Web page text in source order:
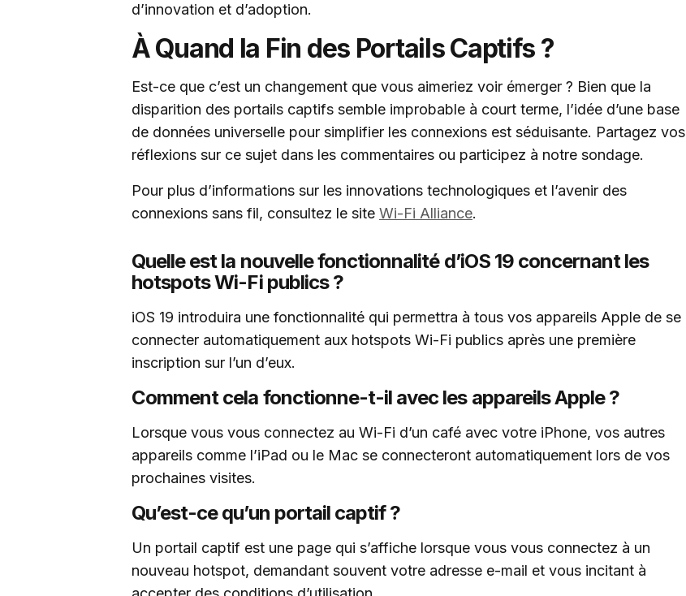
d’innovation et d’adoption.
À Quand la Fin des Portails Captifs ?
Est-ce que c’est un changement que vous aimeriez voir émerger ? Bien que la
disparition des portails captifs semble improbable à court terme, l’idée d’une base
de données universelle pour simplifier les connexions est séduisante. Partagez vos
réflexions sur ce sujet dans les commentaires ou participez à notre sondage.
Pour plus d’informations sur les innovations technologiques et l’avenir des
connexions sans fil, consultez le site Wi-Fi Alliance.
Quelle est la nouvelle fonctionnalité d’iOS 19 concernant les
hotspots Wi-Fi publics ?
iOS 19 introduira une fonctionnalité qui permettra à tous vos appareils Apple de se
connecter automatiquement aux hotspots Wi-Fi publics après une première
inscription sur l’un d’eux.
Comment cela fonctionne-t-il avec les appareils Apple ?
Lorsque vous vous connectez au Wi-Fi d’un café avec votre iPhone, vos autres
appareils comme l’iPad ou le Mac se connecteront automatiquement lors de vos
prochaines visites.
Qu’est-ce qu’un portail captif ?
Un portail captif est une page qui s’affiche lorsque vous vous connectez à un
nouveau hotspot, demandant souvent votre adresse e-mail et vous incitant à